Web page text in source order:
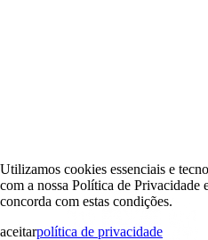
Utilizamos cookies essenciais e
com a nossa Política de Privacidade
concorda com estas condições.
aceitarpolítica de privacidade